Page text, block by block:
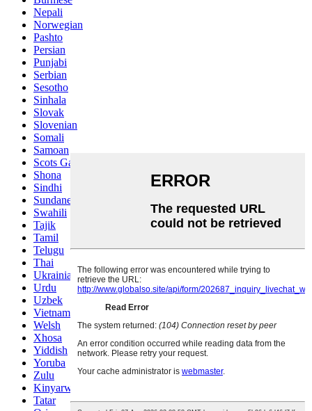
Nepali
Norwegian
Pashto
Persian
Punjabi
Serbian
Sesotho
Sinhala
Slovak
Slovenian
Somali
Samoan
Scots Gaelic
Shona
Sindhi
Sundanese
Swahili
Tajik
Tamil
Telugu
Thai
Ukrainian
Urdu
Uzbek
Vietnamese
Welsh
Xhosa
Yiddish
Yoruba
Zulu
Kinyarwanda
Tatar